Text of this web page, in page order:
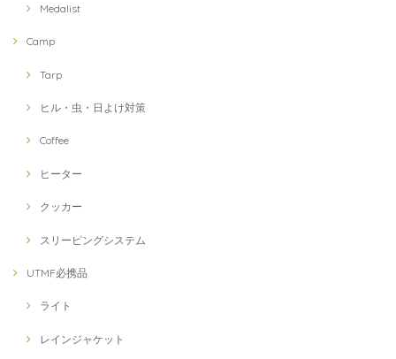
Medalist
Camp
Tarp
ヒル・虫・日よけ対策
Coffee
ヒーター
クッカー
スリーピングシステム
UTMF必携品
ライト
レインジャケット